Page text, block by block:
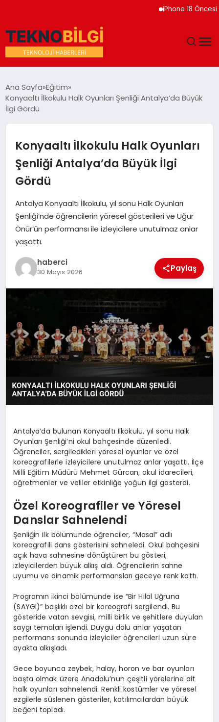
iPhone 18 Öncesi
DÜNYA
EKONOMI
MAGAZIN
SAĞLIK
SIYASET
SPOR
Ana Sayfa Eğitim
Konyaaltı İlkokulu Halk Oyunları Şenliği Antalya’da Büyük
İlgi Gördü
Konyaaltı İlkokulu Halk Oyunları
Şenliği Antalya’da Büyük İlgi
Gördü
Antalya Konyaaltı İlkokulu, yıl sonu Halk Oyunları
Şenliği’nde öğrencilerin yöresel gösterileri ve Uğur
Önür’ün performansı ile izleyicilere unutulmaz anlar
yaşattı.
haberci
30 Mayıs 2026 Paylaş
Antalya’da bulunan Konyaaltı İlkokulu, yıl sonu Halk
Oyunları Şenliği’ni okul bahçesinde düzenledi.
Öğrenciler, sergiledikleri yöresel oyunlar ve özel
koreografilerle izleyicilere unutulmaz anlar yaşattı. İlçe
Milli Eğitim Müdürü Mehmet Gürcan, okul idarecileri,
öğretmenler ve veliler etkinliğe yoğun ilgi gösterdi.
Özel Koreografiler ve Yöresel
Danslar Sahnelendi
Şenliğin ilk bölümünde öğrenciler, “Masal” adlı
koreografili dans gösterisini sahneledi. Okul bahçesini
açık hava sahnesine dönüştüren bu gösteri,
izleyicilerden büyük alkış aldı. Öğrencilerin sahne
uyumu ve dinamik performansları geceye renk kattı.
Programın ikinci bölümünde ise “Bir Hilal Uğruna
(SAYGI)” başlıklı özel bir koreografi sergilendi. Bu
gösteride vatan sevgisi, milli birlik ve şehitlere duyulan
saygı temaları işlendi. Duygu dolu anlar yaşatan
performans sonunda izleyiciler öğrencileri uzun süre
ayakta alkışladı.
Gece boyunca zeybek, halay, horon ve bar oyunları
başta olmak üzere Anadolu’nun çeşitli yörelerine ait
halk oyunları sahnelendi. Renkli kostümler ve yöresel
ezgilerle süslenen gösteriler, katılımcılardan büyük
beğeni topladı.